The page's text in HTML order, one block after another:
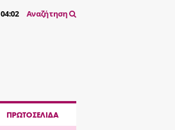
04:02 Αναζήτηση
ΠΡΩΤΟΣΕΛΙΔΑ